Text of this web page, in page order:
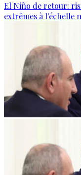
El Niño de retour:
extrêmes à l'échelle